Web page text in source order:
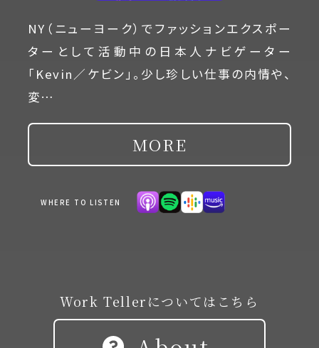
NY（ニューヨーク）でファッションエクスポー
ターとして活動中の日本人ナビゲーター
「Kevin／ケビン」。少し珍しい仕事の内情や、
変…
MORE
WHERE TO LISTEN
Work Tellerについてはこちら